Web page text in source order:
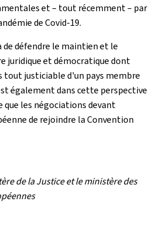
et – tout récemment – par
de Covid-19.
de défendre le maintien et le
juridique et démocratique dont
tout justiciable d'un pays membre
également dans cette perspective
que les négociations devant
de rejoindre la Convention
de la Justice et le ministère des